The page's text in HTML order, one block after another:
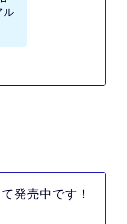
ル
発売中です！